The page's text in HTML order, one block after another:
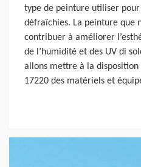
type de peinture utiliser
défraîchies. La peinture que
contribuer à améliorer
de l’humidité et des UV di
allons mettre à la disposition
17220 des matériels et